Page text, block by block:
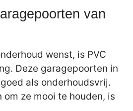
van
wenst, is PVC
Deze garagepoorten in
als onderhoudsvrij.
om ze mooi te houden, is